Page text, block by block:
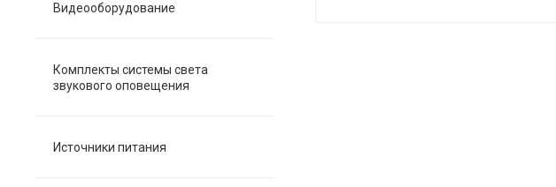
Видеооборудование
Комплекты системы света
звукового оповещения
Источники питания